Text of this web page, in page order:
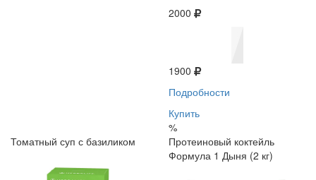
2000
1900
Подробности
Купить
%
Томатный суп с базиликом
Протеиновый коктейль
Формула 1 Дыня (2 кг)